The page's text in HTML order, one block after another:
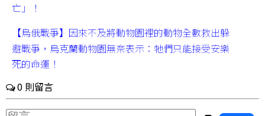
亡」！
【烏俄戰爭】因來不及將動物園裡的動物全數救出躲
避戰爭，烏克蘭動物園無奈表示：牠們只能接受安樂
死的命運！